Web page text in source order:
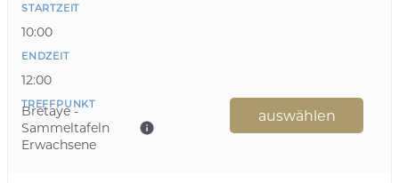
STARTZEIT
10:00
ENDZEIT
12:00
TREFFPUNKT
Bretaye -
Sammeltafeln
Erwachsene
auswählen